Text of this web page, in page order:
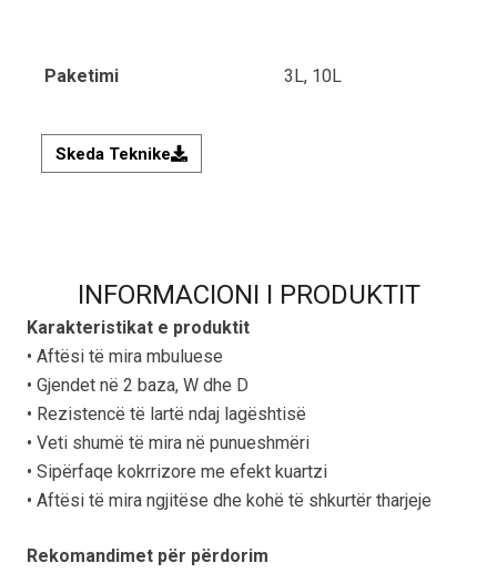
Paketimi 3L, 10L
Skeda Teknike
INFORMACIONI I PRODUKTIT
Karakteristikat e produktit
• Aftësi të mira mbuluese
• Gjendet në 2 baza, W dhe D
• Rezistencë të lartë ndaj lagështisë
• Veti shumë të mira në punueshmëri
• Sipërfaqe kokrrizore me efekt kuartzi
• Aftësi të mira ngjitëse dhe kohë të shkurtër tharjeje
Rekomandimet për përdorim